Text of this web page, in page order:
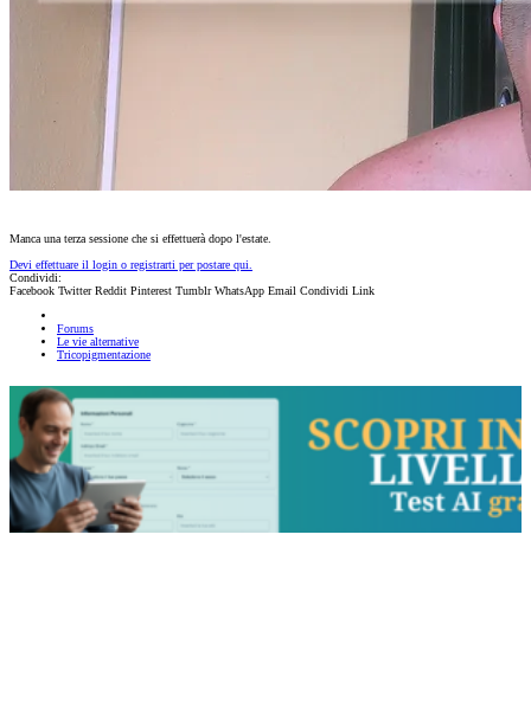
Manca una terza sessione che si effettuerà dopo l'estate.
Devi effettuare il login o registrarti per postare qui.
Condividi:
Facebook Twitter Reddit Pinterest Tumblr WhatsApp Email Condividi Link
Forums
Le vie alternative
Tricopigmentazione